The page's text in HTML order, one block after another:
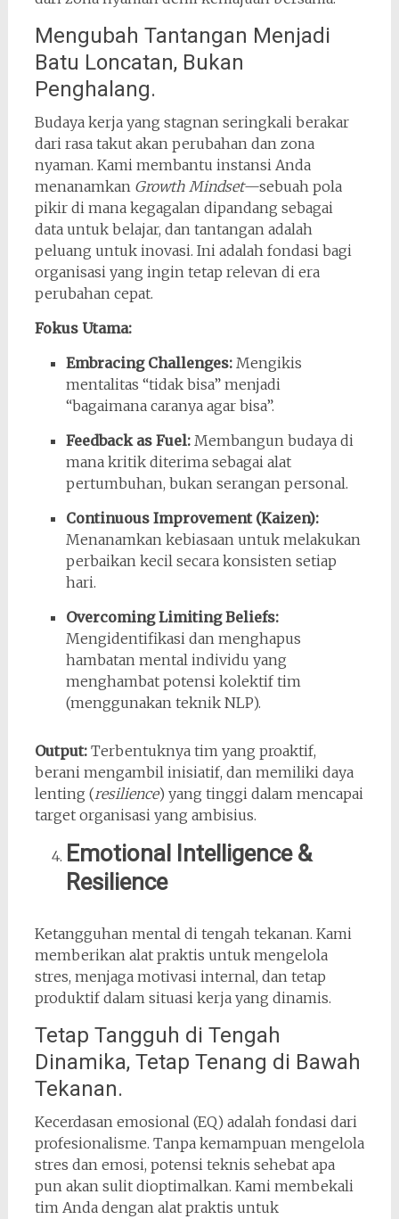
Mengubah Tantangan Menjadi
Batu Loncatan, Bukan
Penghalang.
Budaya kerja yang stagnan seringkali berakar
dari rasa takut akan perubahan dan zona
nyaman. Kami membantu instansi Anda
menanamkan Growth Mindset—sebuah pola
pikir di mana kegagalan dipandang sebagai
data untuk belajar, dan tantangan adalah
peluang untuk inovasi. Ini adalah fondasi bagi
organisasi yang ingin tetap relevan di era
perubahan cepat.
Fokus Utama:
Embracing Challenges:Mengikis
mentalitas “tidak bisa” menjadi
“bagaimana caranya agar bisa”.
Feedback as Fuel:Membangun budaya di
mana kritik diterima sebagai alat
pertumbuhan, bukan serangan personal.
Continuous Improvement (Kaizen):
Menanamkan kebiasaan untuk melakukan
perbaikan kecil secara konsisten setiap
hari.
Overcoming Limiting Beliefs:
Mengidentifikasi dan menghapus
hambatan mental individu yang
menghambat potensi kolektif tim
(menggunakan teknik NLP).
Output:Terbentuknya tim yang proaktif,
berani mengambil inisiatif, dan memiliki daya
lenting (resilience) yang tinggi dalam mencapai
target organisasi yang ambisius.
Emotional Intelligence &
Resilience
Ketangguhan mental di tengah tekanan. Kami
memberikan alat praktis untuk mengelola
stres, menjaga motivasi internal, dan tetap
produktif dalam situasi kerja yang dinamis.
Tetap Tangguh di Tengah
Dinamika, Tetap Tenang di Bawah
Tekanan.
Kecerdasan emosional (EQ) adalah fondasi dari
profesionalisme. Tanpa kemampuan mengelola
stres dan emosi, potensi teknis sehebat apa
pun akan sulit dioptimalkan. Kami membekali
tim Anda dengan alat praktis untuk